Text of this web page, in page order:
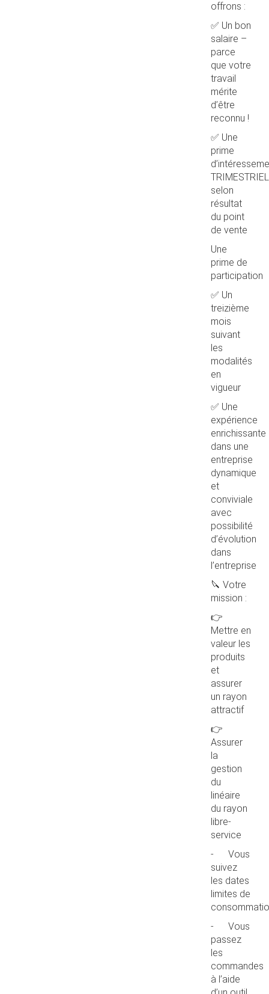
offrons :
✅ Un bon
salaire –
parce
que votre
travail
mérite
d’être
reconnu !
✅ Une
prime
selon
résultat
du point
de vente
Une
prime de
participation
✅ Un
treizième
mois
suivant
les
modalités
en
vigueur
✅ Une
expérience
enrichissante
dans une
entreprise
dynamique
et
conviviale
avec
possibilité
d’évolution
dans
l’entreprise
🔪 Votre
mission :
👉
Mettre en
valeur les
produits
et
assurer
un rayon
attractif
👉
Assurer
la
gestion
du
linéaire
du rayon
libre-
service
- Vous
suivez
les dates
limites de
- Vous
passez
les
commandes
à l’aide